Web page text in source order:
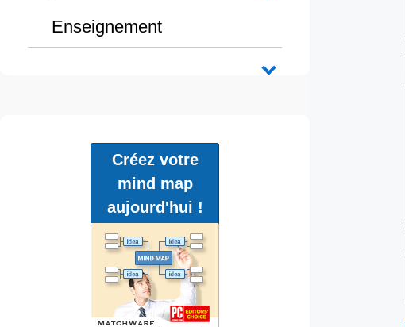
Enseignement
Créez votre
mind map
aujourd'hui !